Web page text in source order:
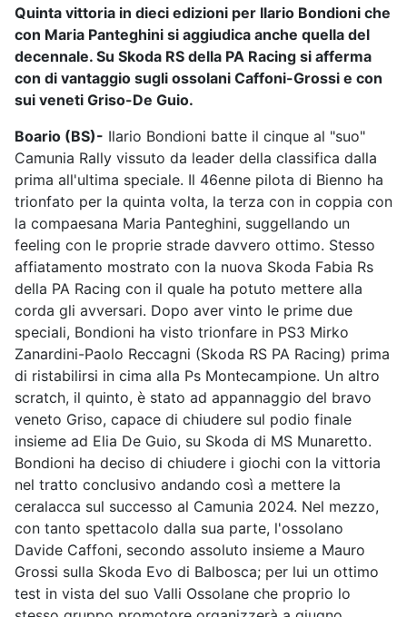
Quinta vittoria in dieci edizioni per Ilario Bondioni che
con Maria Panteghini si aggiudica anche quella del
decennale. Su Skoda RS della PA Racing si afferma
con di vantaggio sugli ossolani Caffoni-Grossi e con
sui veneti Griso-De Guio.
Boario (BS)- Ilario Bondioni batte il cinque al "suo"
Camunia Rally vissuto da leader della classifica dalla
prima all'ultima speciale. Il 46enne pilota di Bienno ha
trionfato per la quinta volta, la terza con in coppia con
la compaesana Maria Panteghini, suggellando un
feeling con le proprie strade davvero ottimo. Stesso
affiatamento mostrato con la nuova Skoda Fabia Rs
della PA Racing con il quale ha potuto mettere alla
corda gli avversari. Dopo aver vinto le prime due
speciali, Bondioni ha visto trionfare in PS3 Mirko
Zanardini-Paolo Reccagni (Skoda RS PA Racing) prima
di ristabilirsi in cima alla Ps Montecampione. Un altro
scratch, il quinto, è stato ad appannaggio del bravo
veneto Griso, capace di chiudere sul podio finale
insieme ad Elia De Guio, su Skoda di MS Munaretto.
Bondioni ha deciso di chiudere i giochi con la vittoria
nel tratto conclusivo andando così a mettere la
ceralacca sul successo al Camunia 2024. Nel mezzo,
con tanto spettacolo dalla sua parte, l'ossolano
Davide Caffoni, secondo assoluto insieme a Mauro
Grossi sulla Skoda Evo di Balbosca; per lui un ottimo
test in vista del suo Valli Ossolane che proprio lo